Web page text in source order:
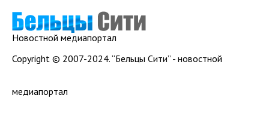
Новостной медиапортал
Copyright © 2007-2024. “Бельцы Сити” - новостной
медиапортал